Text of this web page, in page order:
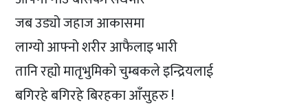
जब उड्यो जहाज आकासमा
लाग्यो आफ्नो शरीर आफैलाइ भारी
तानि रह्यो मातृभुमिको चुम्बकले इन्द्रियलाई
बगिरहे बगिरहे बिरहका आँसुहरु !